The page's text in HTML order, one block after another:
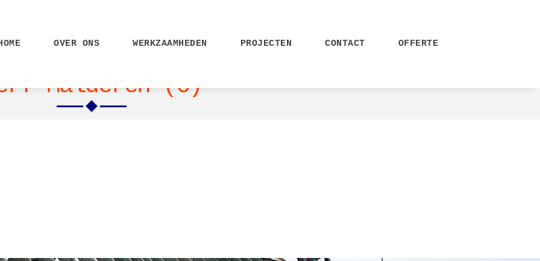
OVER ONS WERKZAAMHEDEN PROJECTEN CONTACT OFFERTE
Malderen (6)